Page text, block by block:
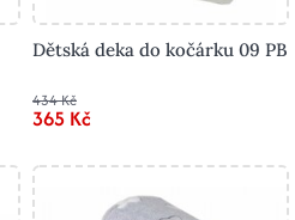
Dětská deka do kočárku 09 PB
434 Kč
365 Kč